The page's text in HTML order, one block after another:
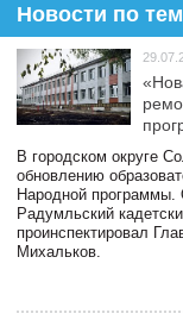
Новости по
В городском округе
обновлению
Народной программы.
Радумльский
проинспектировал
Михальков.